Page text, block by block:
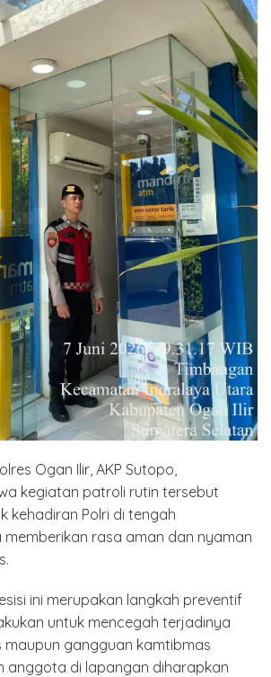
Ogan Ilir, AKP Sutopo,
kegiatan patroli rutin tersebut
kehadiran Polri di tengah
rasa aman dan nyaman
ini merupakan langkah preventif
untuk mencegah terjadinya
maupun gangguan kamtibmas
anggota di lapangan diharapkan